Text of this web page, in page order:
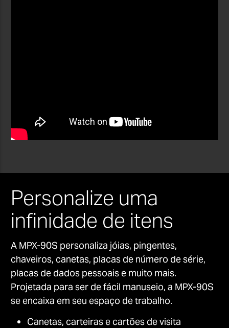
Personalize uma
infinidade de itens
A MPX-90S personaliza jóias, pingentes,
chaveiros, canetas, placas de número de série,
placas de dados pessoais e muito mais.
Projetada para ser de fácil manuseio, a MPX-90S
se encaixa em seu espaço de trabalho.
Canetas, carteiras e cartões de visita